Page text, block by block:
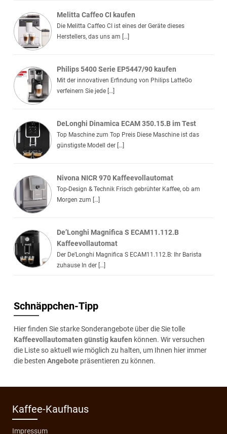
Melitta Caffeo CI kaufen
Die Melitta Caffeo CI ist eines der Geräte dieses
Herstellers, das uns am […]
Philips 5400 Serie EP5447/90 kaufen
Mit der innovativen Erfindung von Philips LatteGo
verfeinern Sie jede […]
DeLonghi Dinamica ECAM 350.15.B im Test
Top Maschine zum Top Preis Diese Maschine ist das
günstigste Modell der […]
Nivona NICR 970 Kaffeevollautomat
Top-Design & Technik Frisch gebrühter Kaffee, ob am
Morgen zum […]
De’Longhi Magnifica S ECAM11.112.B
Kaffeevollautomat
Der De’Longhi Magnifica S ECAM11.112.B: Ihr Barista
zuhause In der […]
Schnäppchen-Tipp
Hier finden Sie starke Sonderangebote über die Sie tolle
Kaffeevollautomaten günstig kaufen können. Wir versuchen
die Liste so aktuell wie möglich zu halten, um Ihnen hier immer
die besten Angebotepräsentieren zu können.
Kaffee-Kaufhaus
Impressum